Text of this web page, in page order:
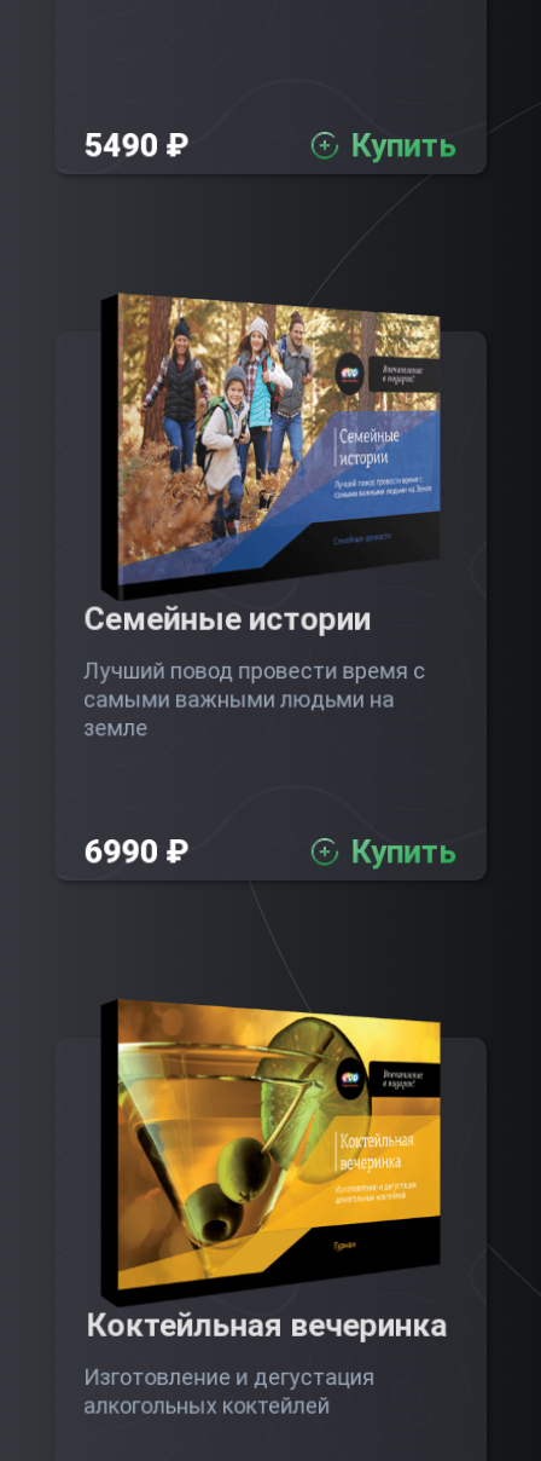
5490 ₽ Купить
Семейные истории
Лучший повод провести время с
самыми важными людьми на
земле
6990 ₽ Купить
Коктейльная вечеринка
Изготовление и дегустация
алкогольных коктейлей